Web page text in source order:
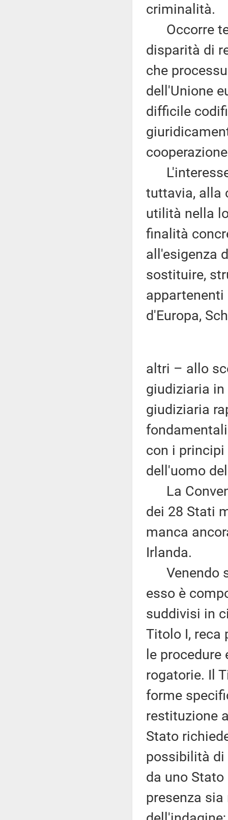
criminalità.
Occorre
disparità di
che
dell'Unione
difficile
L'interesse
tuttavia, alla
utilità nella
finalità
all'esigenza
sostituire,
d'Europa,
altri – allo
giudiziaria
giudiziaria
con i principi
dell'uomo
La
dei 28 Stati
manca
Irlanda.
Venendo
esso è
suddivisi in
Titolo I, reca
le
rogatorie. Il
forme
restituzione
Stato
possibilità di
da uno
presenza